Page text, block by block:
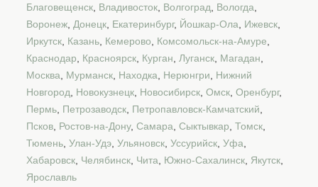
Благовещенск Владивосток Волгоград Вологда
Воронеж Донецк Екатеринбург, Йошкар-Ола Ижевск
Иркутск Казань Кемерово Комсомольск-на-Амуре
Краснодар
Красноярск Курган Луганск Магадан
Москва
Мурманск Находка Нерюнгри
Нижний
Новгород
Новокузнецк Новосибирск Омск Оренбург,
Пермь Петрозаводск Петропавловск-Камчатский
Псков Ростов-на-Дону, Самара Сыктывкар Томск
Тюмень Улан-Удэ Ульяновск Уссурийск Уфа
Хабаровск Челябинск Чита Южно-Сахалинск Якутск
Ярославль